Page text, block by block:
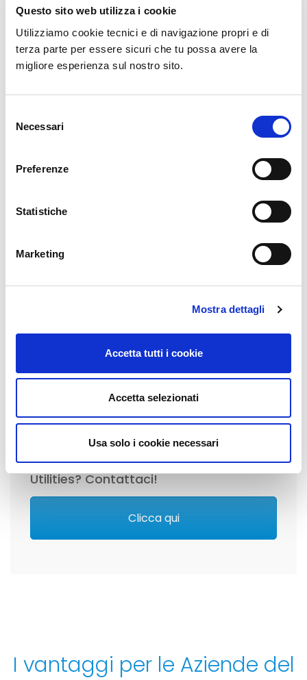
Questo sito web utilizza i cookie
Utilizziamo cookie tecnici e di navigazione propri e di
terza parte per essere sicuri che tu possa avere la
migliore esperienza sul nostro sito.
delNecessari
Preferenze
Statistiche
Marketing
Mostra dettagli
Accetta tutti i cookie
Accetta selezionati
Usa solo i cookie necessari
sicurezza e la protezione dei sistemi aziendali
contro le minacce informatiche: UTM e firewall di ultima
security, Antivirus, Reporting.
per il controllo dalla raffinazione
alla distribuzione, per il controllo dei livelli dei liquidi, delle
temperature e di altri dati rilevanti. Sistemi di
VUOI CONOSCERE NEL DETTAGLIO
le nostre Soluzioni per il settore delle
Utilities? Contattaci!
Clicca qui
I vantaggi per le Aziende del